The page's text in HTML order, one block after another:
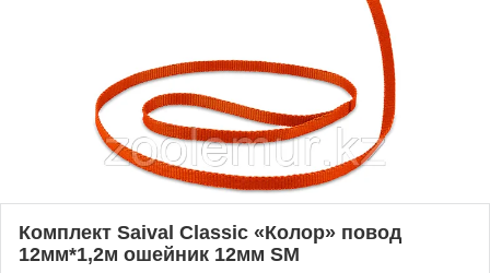
Комплект Saival Classic «Колор» повод
12мм*1,2м ошейник 12мм SМ